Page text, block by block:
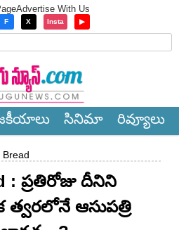
Advertise With Us
F X Insta ▶
సినిమా రివ్యూలు
Bread
: ప్రతిరోజు దీనిని
ఆసుపత్రి